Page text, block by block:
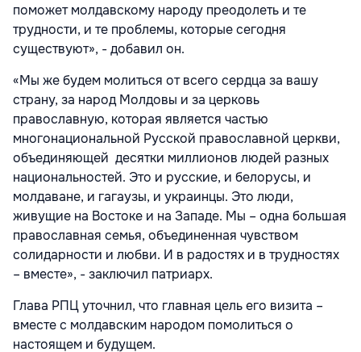
поможет молдавскому народу преодолеть и те
трудности, и те проблемы, которые сегодня
существуют», - добавил он.
«Мы же будем молиться от всего сердца за вашу
страну, за народ Молдовы и за церковь
православную, которая является частью
многонациональной Русской православной церкви,
объединяющей десятки миллионов людей разных
национальностей. Это и русские, и белорусы, и
молдаване, и гагаузы, и украинцы. Это люди,
живущие на Востоке и на Западе. Мы – одна большая
православная семья, объединенная чувством
солидарности и любви. И в радостях и в трудностях
– вместе», - заключил патриарх.
Глава РПЦ уточнил, что главная цель его визита –
вместе с молдавским народом помолиться о
настоящем и будущем.